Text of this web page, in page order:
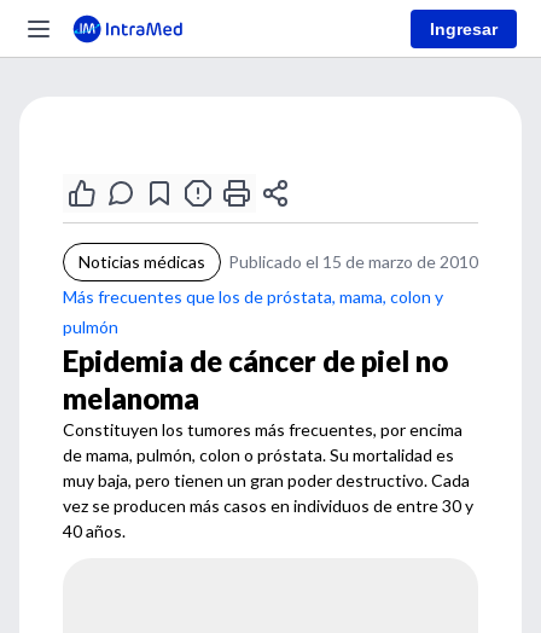
Ingresar
Noticias médicas
Publicado el 15 de marzo de 2010
Más frecuentes que los de próstata, mama, colon y
pulmón
Epidemia de cáncer de piel no
melanoma
Constituyen los tumores más frecuentes, por encima
de mama, pulmón, colon o próstata. Su mortalidad es
muy baja, pero tienen un gran poder destructivo. Cada
vez se producen más casos en individuos de entre 30 y
40 años.